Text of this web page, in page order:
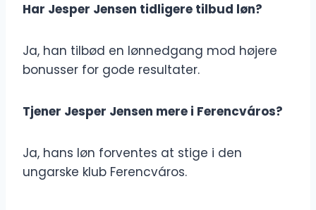
Har Jesper Jensen tidligere tilbud løn?
Ja, han tilbød en lønnedgang mod højere
bonusser for gode resultater.
Tjener Jesper Jensen mere i Ferencváros?
Ja, hans løn forventes at stige i den
ungarske klub Ferencváros.